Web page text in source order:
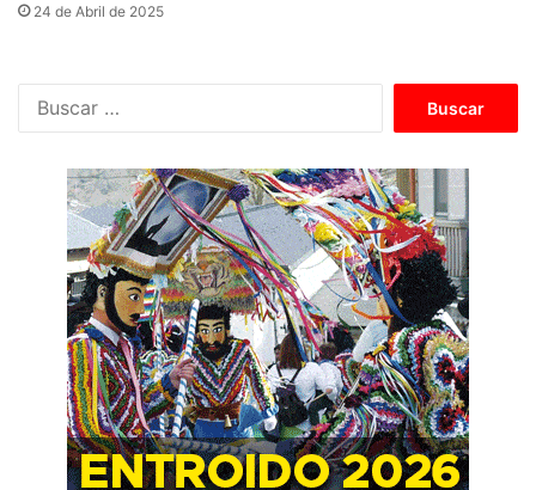
24 de Abril de 2025
c
a
r
: